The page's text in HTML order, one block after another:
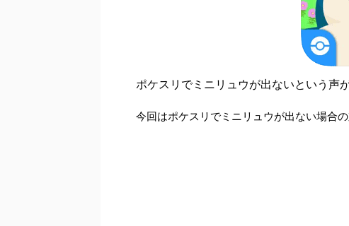
ポケスリでミニリュウが出ないという声
今回はポケスリでミニリュウが出ない場合